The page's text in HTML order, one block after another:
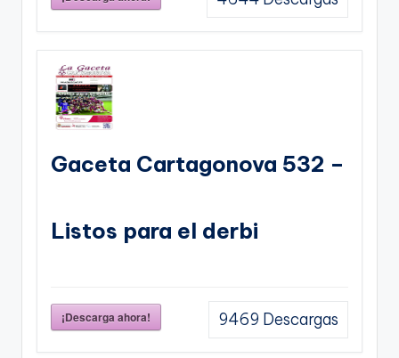
Gaceta Cartagonova 532 –
Listos para el derbi
¡Descarga ahora! 9469 Descargas